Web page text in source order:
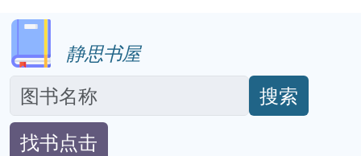
静思书屋
搜索
找书点击